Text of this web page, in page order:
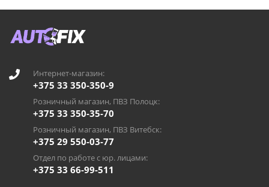
Интернет-магазин:
+375 33 350-350-9
Розничный магазин, ПВЗ Полоцк:
+375 33 350-35-70
Розничный магазин, ПВЗ Витебск:
+375 29 550-03-77
Отдел по работе с юр. лицами:
+375 33 66-99-511